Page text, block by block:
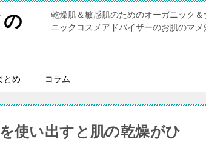
乾燥肌＆敏感肌のためのオーガニック
ニックコスメアドバイザーのお肌のマメ
とめ コラム
使い出すと肌の乾燥がひ